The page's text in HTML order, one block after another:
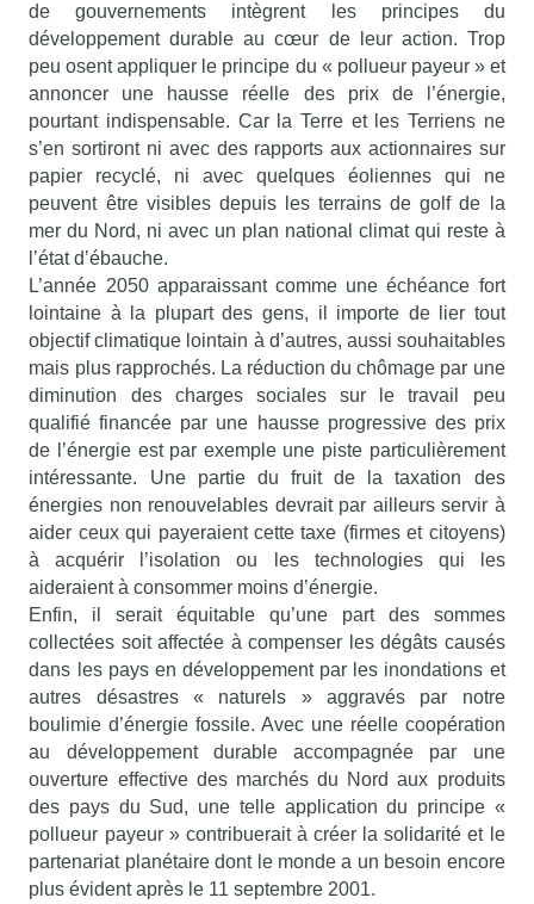
de gouvernements intègrent les principes du
développement durable au cœur de leur action. Trop
peu osent appliquer le principe du « pollueur payeur » et
annoncer une hausse réelle des prix de l’énergie,
pourtant indispensable. Car la Terre et les Terriens ne
s’en sortiront ni avec des rapports aux actionnaires sur
papier recyclé, ni avec quelques éoliennes qui ne
peuvent être visibles depuis les terrains de golf de la
mer du Nord, ni avec un plan national climat qui reste à
l’état d’ébauche.
L’année 2050 apparaissant comme une échéance fort
lointaine à la plupart des gens, il importe de lier tout
objectif climatique lointain à d’autres, aussi souhaitables
mais plus rapprochés. La réduction du chômage par une
diminution des charges sociales sur le travail peu
qualifié financée par une hausse progressive des prix
de l’énergie est par exemple une piste particulièrement
intéressante. Une partie du fruit de la taxation des
énergies non renouvelables devrait par ailleurs servir à
aider ceux qui payeraient cette taxe (firmes et citoyens)
à acquérir l’isolation ou les technologies qui les
aideraient à consommer moins d’énergie.
Enfin, il serait équitable qu’une part des sommes
collectées soit affectée à compenser les dégâts causés
dans les pays en développement par les inondations et
autres désastres « naturels » aggravés par notre
boulimie d’énergie fossile. Avec une réelle coopération
au développement durable accompagnée par une
ouverture effective des marchés du Nord aux produits
des pays du Sud, une telle application du principe «
pollueur payeur » contribuerait à créer la solidarité et le
partenariat planétaire dont le monde a un besoin encore
plus évident après le 11 septembre 2001.